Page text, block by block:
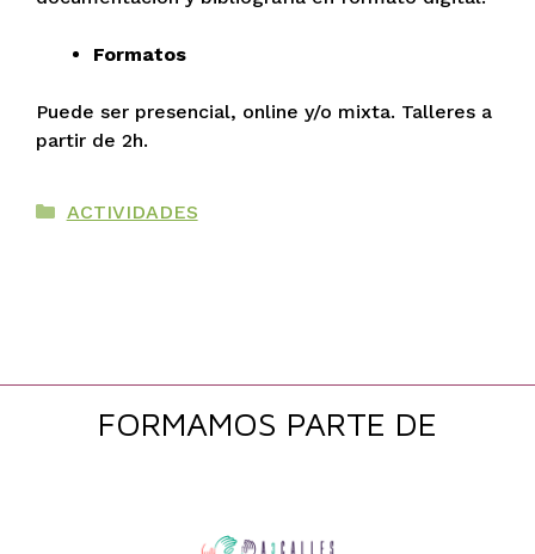
Formatos
Puede ser presencial, online y/o mixta. Talleres a
partir de 2h.
Categorías
ACTIVIDADES
FORMAMOS PARTE DE